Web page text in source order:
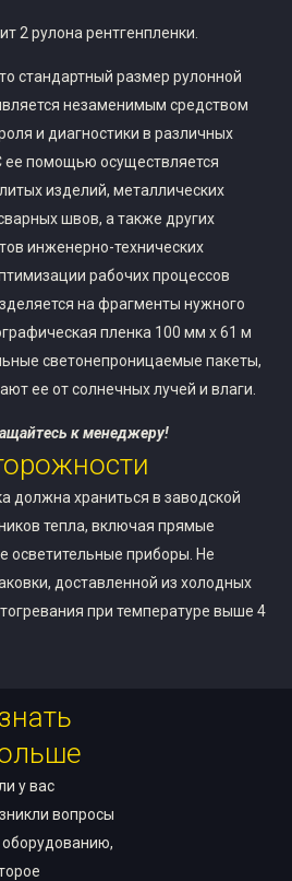
2 рулона рентгенпленки.
стандартный размер рулонной
незаменимым средством
и диагностики в различных
помощью осуществляется
изделий, металлических
швов, а также других
инженерно-технических
рабочих процессов
на фрагменты нужного
пленка 100 мм х 61 м
светонепроницаемые пакеты,
ее от солнечных лучей и влаги.
к менеджеру!
должна храниться в заводской
тепла, включая прямые
осветительные приборы. Не
доставленной из холодных
при температуре выше 4
у вас
вопросы
оборудованию,